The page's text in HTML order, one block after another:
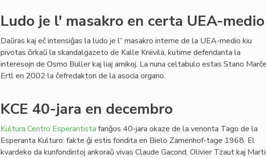
Ludo je l' masakro en certa UEA-medio
Daŭras kaj eĉ intensiĝas la ludo je l” masakro interne de la UEA-medio kiu
pivotas ĉirkaŭ la skandalgazeto de Kalle Kniivilä, kutime defendanta la
interesojn de Osmo Buller kaj liaj amikoj. La nuna celtabulo estas Stano
Ertl en 2002 la ĉefredakton de la asocia organo.
KCE 40-jara en decembro
Kultura Centro Esperantista fariĝos 40-jara okaze de la venonta Tago de la
Esperanta Kulturo: fakte ĝi estis fondita en Bielo Zamenhof-tage 1968. El
kvardeko da kunfondintoj ankoraŭ vivas Claude Gacond, Olivier Tzaut kaj